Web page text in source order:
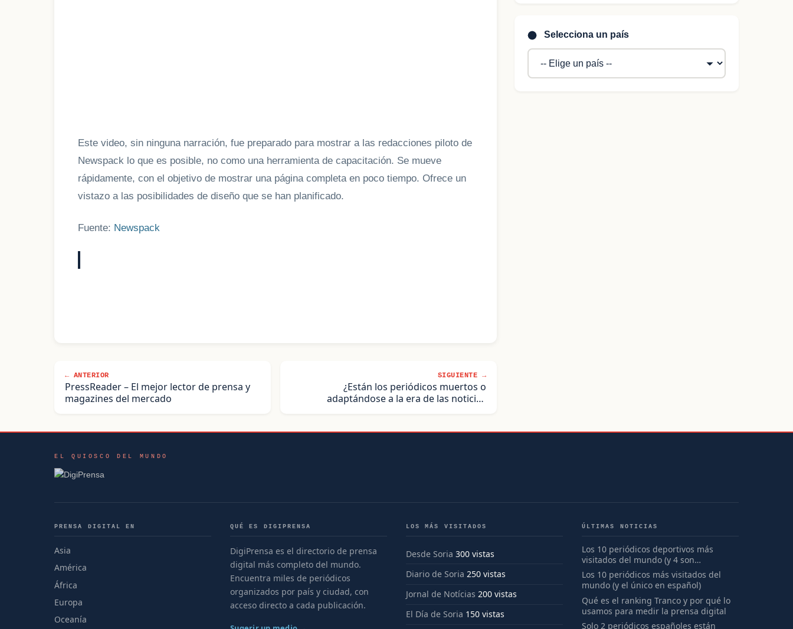
Este video, sin ninguna narración, fue preparado para mostrar a las redacciones piloto de
Newspack lo que es posible, no como una herramienta de capacitación. Se mueve
rápidamente, con el objetivo de mostrar una página completa en poco tiempo. Ofrece un
vistazo a las posibilidades de diseño que se han planificado.
Fuente: Newspack
← ANTERIOR
PressReader – El mejor lector de prensa y
magazines del mercado
SIGUIENTE →
¿Están los periódicos muertos o
adaptándose a la era de las noticias
Selecciona un país
EL QUIOSCO DEL MUNDO
PRENSA DIGITAL EN
Asia
América
África
Europa
Oceanía
QUÉ ES DIGIPRENSA
DigiPrensa es el directorio de prensa
digital más completo del mundo.
Encuentra miles de periódicos
organizados por país y ciudad, con
acceso directo a cada publicación.
LOS MÁS VISITADOS
Desde Soria 300 vistas
Diario de Soria 250 vistas
Jornal de Notícias 200 vistas
El Día de Soria 150 vistas
ÚLTIMAS NOTICIAS
Los 10 periódicos deportivos más
visitados del mundo (y 4 son
españoles)
Los 10 periódicos más visitados del
mundo (y el único en español)
Qué es el ranking Tranco y por qué lo
usamos para medir la prensa digital
Solo 2 periódicos españoles están